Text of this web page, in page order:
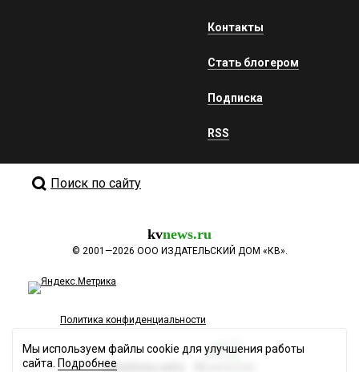
Контакты
Стать блогером
Подписка
RSS
Поиск по сайту
kvnews.ru
© 2001—2026 ООО ИЗДАТЕЛЬСКИЙ ДОМ «КВ».
Политика конфиденциальности
Разработка сайта
Мы используем файлы cookie для улучшения работы
сайта. Подробнее